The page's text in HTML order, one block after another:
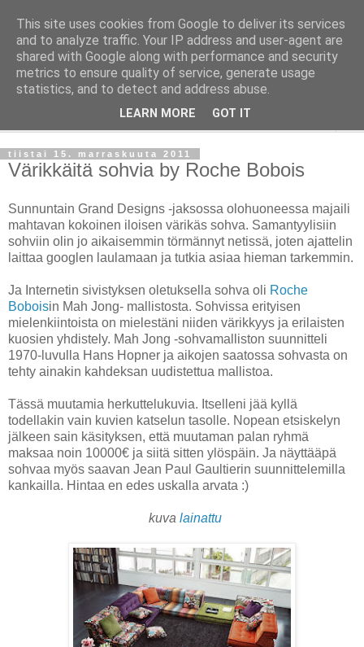
Taloja ja Toiveita
[ Sisustaa ] [ Remontoi ] [ Tuunaa ] [ Haaveilee ] [ Reissaa ]
tiistai 15. marraskuuta 2011
Värikkäitä sohvia by Roche Bobois
Sunnuntain Grand Designs -jaksossa olohuoneessa majaili
mahtavan kokoinen iloisen värikäs sohva. Samantyylisiin
sohviin olin jo aikaisemmin törmännyt netissä, joten ajattelin
laittaa googlen laulamaan ja tutkia asiaa hieman tarkemmin.
Ja Internetin sivistyksen oletuksella sohva oli Roche
Boboisin Mah Jong- mallistosta. Sohvissa erityisen
mielenkiintoista on mielestäni niiden värikkyys ja erilaisten
kuosien yhdistely. Mah Jong -sohvamalliston suunnitteli
1970-luvulla Hans Hopner ja aikojen saatossa sohvasta on
tehty ainakin kahdeksan uudistettua mallistoa.
Tässä muutamia herkuttelukuvia. Itselleni jää kyllä
todellakin vain kuvien katselun tasolle. Nopean etsiskelyn
jälkeen sain käsityksen, että muutaman palan ryhmä
maksaa noin 10000€ ja siitä sitten ylöspäin. Ja näyttääpä
sohvaa myös saavan Jean Paul Gaultierin suunnittelemilla
kankailla. Hintaa en edes uskalla arvata :)
kuva lainattu
This site uses cookies from Google to deliver its services
and to analyze traffic. Your IP address and user-agent are
shared with Google along with performance and security
metrics to ensure quality of service, generate usage
statistics, and to detect and address abuse.
LEARN MORE GOT IT